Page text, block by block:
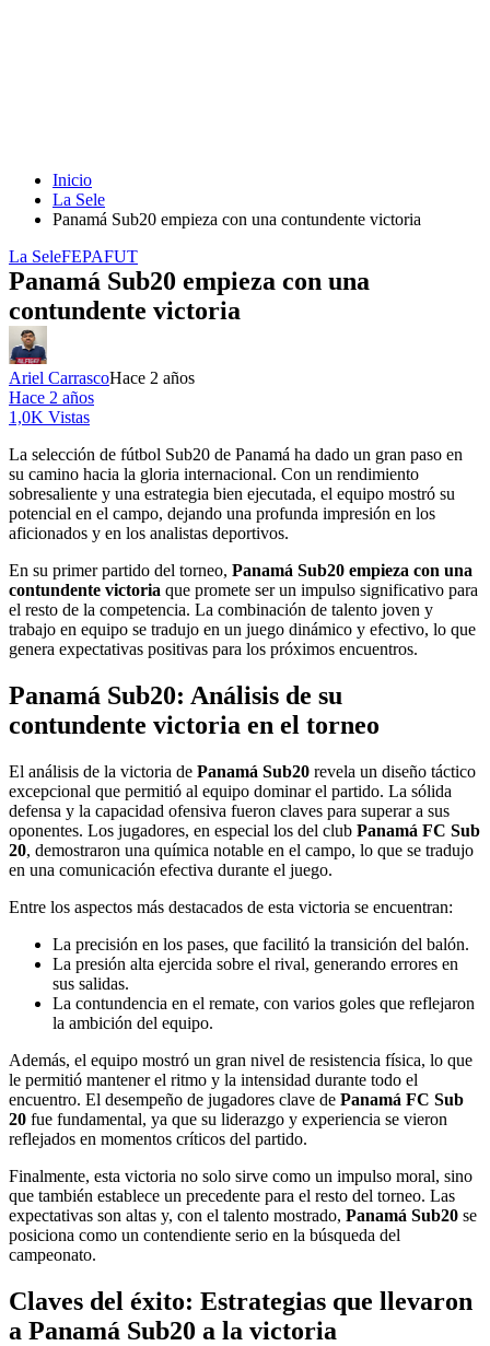
Inicio
La Sele
Panamá Sub20 empieza con una contundente victoria
La SeleFEPAFUT
Panamá Sub20 empieza con una
contundente victoria
Ariel CarrascoHace 2 años
Hace 2 años
1,0K Vistas
La selección de fútbol Sub20 de Panamá ha dado un gran paso en
su camino hacia la gloria internacional. Con un rendimiento
sobresaliente y una estrategia bien ejecutada, el equipo mostró su
potencial en el campo, dejando una profunda impresión en los
aficionados y en los analistas deportivos.
En su primer partido del torneo, Panamá Sub20 empieza con una
contundente victoria que promete ser un impulso significativo para
el resto de la competencia. La combinación de talento joven y
trabajo en equipo se tradujo en un juego dinámico y efectivo, lo que
genera expectativas positivas para los próximos encuentros.
Panamá Sub20: Análisis de su
contundente victoria en el torneo
El análisis de la victoria de Panamá Sub20 revela un diseño táctico
excepcional que permitió al equipo dominar el partido. La sólida
defensa y la capacidad ofensiva fueron claves para superar a sus
oponentes. Los jugadores, en especial los del club Panamá FC Sub
20, demostraron una química notable en el campo, lo que se tradujo
en una comunicación efectiva durante el juego.
Entre los aspectos más destacados de esta victoria se encuentran:
La precisión en los pases, que facilitó la transición del balón.
La presión alta ejercida sobre el rival, generando errores en
sus salidas.
La contundencia en el remate, con varios goles que reflejaron
la ambición del equipo.
Además, el equipo mostró un gran nivel de resistencia física, lo que
le permitió mantener el ritmo y la intensidad durante todo el
encuentro. El desempeño de jugadores clave de Panamá FC Sub
20 fue fundamental, ya que su liderazgo y experiencia se vieron
reflejados en momentos críticos del partido.
Finalmente, esta victoria no solo sirve como un impulso moral, sino
que también establece un precedente para el resto del torneo. Las
expectativas son altas y, con el talento mostrado, Panamá Sub20 se
posiciona como un contendiente serio en la búsqueda del
campeonato.
Claves del éxito: Estrategias que llevaron
a Panamá Sub20 a la victoria